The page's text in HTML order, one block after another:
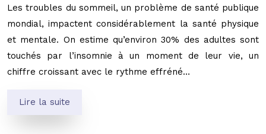
Les troubles du sommeil, un problème de santé publique
mondial, impactent considérablement la santé physique
et mentale. On estime qu’environ 30% des adultes sont
touchés par l’insomnie à un moment de leur vie, un
chiffre croissant avec le rythme effréné…
Lire la suite